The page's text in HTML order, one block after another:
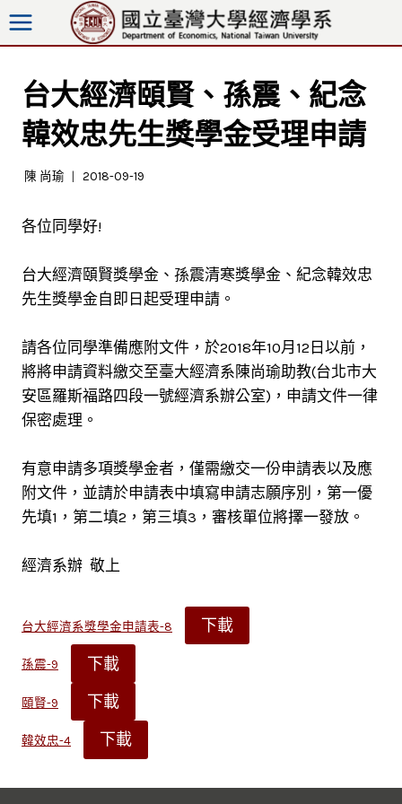
跳
至
台大經濟頤賢、孫震、紀念
韓效忠先生獎學金受理申請
陳 尚瑜 2018-09-19
各位同學好!
台大經濟頤賢獎學金、孫震清寒獎學金、紀念韓效忠
先生獎學金自即日起受理申請。
請各位同學準備應附文件，於2018年10月12日以前，
將將申請資料繳交至臺大經濟系陳尚瑜助教(台北市大
安區羅斯福路四段一號經濟系辦公室)，申請文件一律
保密處理。
有意申請多項獎學金者，僅需繳交一份申請表以及應
附文件，並請於申請表中填寫申請志願序別，第一優
先填1，第二填2，第三填3，審核單位將擇一發放。
經濟系辦 敬上
台大經濟系獎學金申請表-8 下載
孫震-9 下載
頤賢-9 下載
韓效忠-4 下載